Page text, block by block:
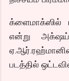
க்ளைமாக்ஸில்
என்று
படத்தில்